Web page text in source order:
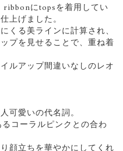
にtopsを着用してい
上げました。
くる美ラインに計算され、
プを見せることで、重ね着
ルアップ間違いなしのレオ
可愛いの代名詞。
コーラルピンクとの合わ